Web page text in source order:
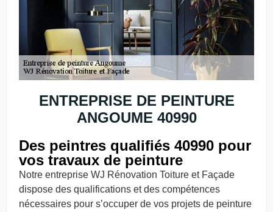
ENTREPRISE DE PEINTURE
ANGOUME 40990
Des peintres qualifiés 40990 pour
vos travaux de peinture
Notre entreprise WJ Rénovation Toiture et Façade
dispose des qualifications et des compétences
nécessaires pour s’occuper de vos projets de peinture